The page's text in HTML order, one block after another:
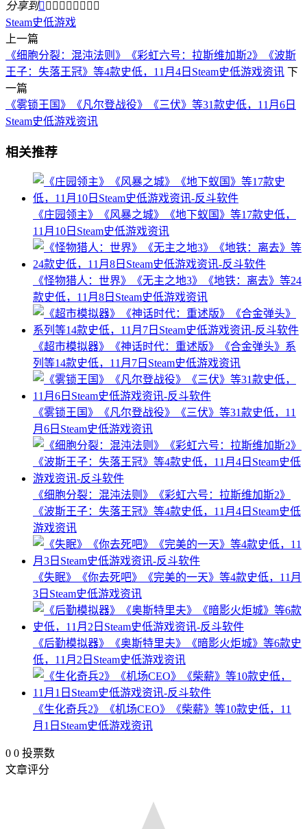
分享到        
Steam史低游戏
上一篇
《细胞分裂：混沌法则》《彩虹六号：拉斯维加斯2》《波斯
王子：失落王冠》等4款史低，11月4日Steam史低游戏资讯 下
一篇
《雾锁王国》《凡尔登战役》《三伏》等31款史低，11月6日
Steam史低游戏资讯
相关推荐
《庄园领主》《风暴之城》《地下蚁国》等17款史低，
11月10日Steam史低游戏资讯
《怪物猎人：世界》《无主之地3》《地铁：离去》等24
款史低，11月8日Steam史低游戏资讯
《超市模拟器》《神话时代：重述版》《合金弹头》系
列等14款史低，11月7日Steam史低游戏资讯
《雾锁王国》《凡尔登战役》《三伏》等31款史低，11
月6日Steam史低游戏资讯
《细胞分裂：混沌法则》《彩虹六号：拉斯维加斯2》
《波斯王子：失落王冠》等4款史低，11月4日Steam史低
游戏资讯
《失眠》《你去死吧》《完美的一天》等4款史低，11月
3日Steam史低游戏资讯
《后勤模拟器》《奥斯特里夫》《暗影火炬城》等6款史
低，11月2日Steam史低游戏资讯
《生化奇兵2》《机场CEO》《柴薪》等10款史低，11
月1日Steam史低游戏资讯
0 0 投票数
文章评分